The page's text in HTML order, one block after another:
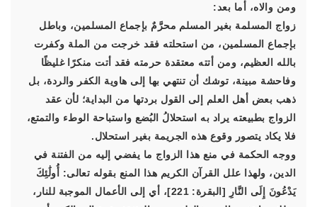
ومن والاه، أما بعد:
زواج المسلمة بغير المسلم محرَّمٌ بإجماع المسلمين، وباطل
بإجماع المسلمين، من استحلته فقد خرجت من الملة وكفرت
بالله العظيم، ومن أتته معتقدة حرمته فقد أتت منكرًا غليظًا
وفاحشة مبينة، توشك أن تنتهي بها إلى هاوية الكفر والردة، بل
ذهب بعض أهل العلم إلى القول بردتها من البداية؛ لأن عقد
الزواج بطبيعته يراد به استحلالُ البُضع واستباحة الوطء والتمتع،
فلا يكاد يتصور وقوع هذه الجريمة بغير استحلال.
ووجه الحكمة في منع هذا الزواج ما يفضي إليه من الفتنة في
الدين، ولهذا علل القرآن الكريم هذا المنع بقوله تعالى: أُولَٰئِكَ
يَدْعُونَ إِلَى النَّارِ [البقرة: 221]، أي إلى الأعمال الموجبة للنار،